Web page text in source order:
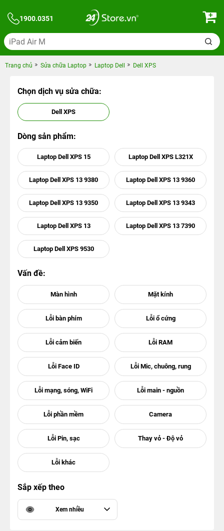
1900.0351
Trang chủ Sửa chữa Laptop Laptop Dell Dell XPS
Chọn dịch vụ sửa chữa:
Dell XPS
Dòng sản phẩm:
Laptop Dell XPS 15 Laptop Dell XPS L321X
Laptop Dell XPS 13 9380 Laptop Dell XPS 13 9360
Laptop Dell XPS 13 9350 Laptop Dell XPS 13 9343
Laptop Dell XPS 13 Laptop Dell XPS 13 7390
Laptop Dell XPS 9530
Vấn đề:
Sắp xếp theo
Xem nhiều